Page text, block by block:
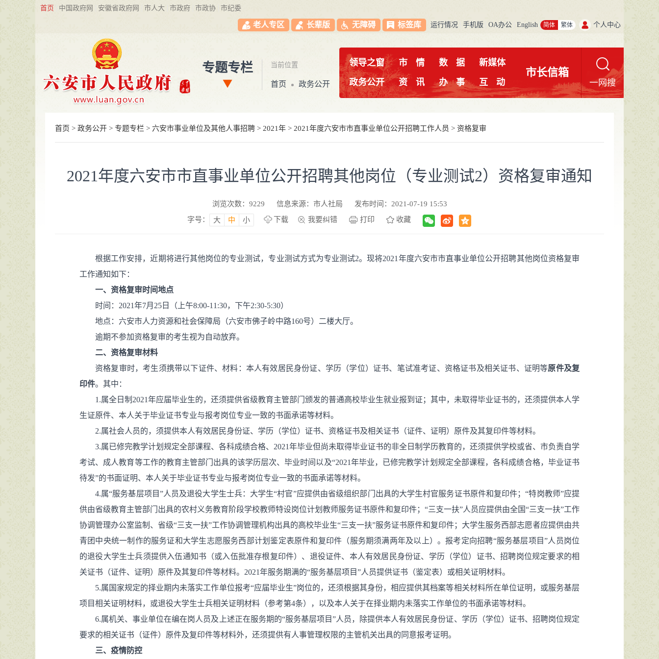
首页 中国政府网 安徽省政府网 市人大 市政府 市政协 市纪委
老人专区 长辈版 无障碍 标签库 运行情况 手机版 OA办公 English 简体 繁体 个人中心
专题专栏 当前位置
首页 政务公开
领导之窗 市 情 数 据
新媒体
政务公开
资 讯 办 事 互 动
市长信箱
一网搜
首页 > 政务公开 > 专题专栏 > 六安市事业单位及其他人事招聘 > 2021年 > 2021年度六安市市直事业单位公开招聘工作人员 > 资格复审
2021年度六安市市直事业单位公开招聘其他岗位（专业测试2）资格复审通知
浏览次数： 9229 信息来源：市人社局
发布时间：2021-07-19 15:53
字号：
大 中 小 下载 我要纠错 打印 收藏
根据工作安排，近期将进行其他岗位的专业测试，专业测试方式为专业测试2。现将2021年度六安市市直事业单位公开招聘其他岗位资格复审
工作通知如下：
一、资格复审时间地点
时间：2021年7月25日（上午8:00-11:30，下午2:30-5:30）
地点：六安市人力资源和社会保障局（六安市佛子岭中路160号）二楼大厅。
逾期不参加资格复审的考生视为自动放弃。
二、资格复审材料
资格复审时，考生须携带以下证件、材料：本人有效居民身份证、学历（学位）证书、笔试准考证、资格证书及相关证书、证明等原件及复
印件。其中：
1.属全日制2021年应届毕业生的，还须提供省级教育主管部门颁发的普通高校毕业生就业报到证；其中，未取得毕业证书的，还须提供本人学
生证原件、本人关于毕业证书专业与报考岗位专业一致的书面承诺等材料。
2.属社会人员的，须提供本人有效居民身份证、学历（学位）证书、资格证书及相关证书（证件、证明）原件及其复印件等材料。
3.属已修完教学计划规定全部课程、各科成绩合格、2021年毕业但尚未取得毕业证书的非全日制学历教育的，还须提供学校或省、市负责自学
考试、成人教育等工作的教育主管部门出具的该学历层次、毕业时间以及“2021年毕业，已修完教学计划规定全部课程，各科成绩合格，毕业证书
待发”的书面证明、本人关于毕业证书专业与报考岗位专业一致的书面承诺等材料。
4.属“服务基层项目”人员及退役大学生士兵：大学生“村官”应提供由省级组织部门出具的大学生村官服务证书原件和复印件；“特岗教师”应提
供由省级教育主管部门出具的农村义务教育阶段学校教师特设岗位计划教师服务证书原件和复印件；“三支一扶”人员应提供由全国“三支一扶”工作
协调管理办公室监制、省级“三支一扶”工作协调管理机构出具的高校毕业生“三支一扶”服务证书原件和复印件；大学生服务西部志愿者应提供由共
青团中央统一制作的服务证和大学生志愿服务西部计划鉴定表原件和复印件（服务期须满两年及以上）。报考定向招聘“服务基层项目”人员岗位
的退役大学生士兵须提供入伍通知书（或入伍批准存根复印件）、退役证件、本人有效居民身份证、学历（学位）证书、招聘岗位规定要求的相
关证书（证件、证明）原件及其复印件等材料。2021年服务期满的“服务基层项目”人员提供证书（鉴定表）或相关证明材料。
5.属国家规定的择业期内未落实工作单位报考“应届毕业生”岗位的，还须根据其身份，相应提供其档案等相关材料所在单位证明，或服务基层
项目相关证明材料，或退役大学生士兵相关证明材料（参考第4条），以及本人关于在择业期内未落实工作单位的书面承诺等材料。
6.属机关、事业单位在编在岗人员及上述正在服务期的“服务基层项目”人员，除提供本人有效居民身份证、学历（学位）证书、招聘岗位规定
要求的相关证书（证件）原件及复印件等材料外，还须提供有人事管理权限的主管机关出具的同意报考证明。
三、疫情防控